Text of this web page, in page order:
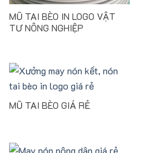
MŨ TAI BÈO IN LOGO VẬT
TƯ NÔNG NGHIỆP
MŨ TAI BÈO GIÁ RẺ